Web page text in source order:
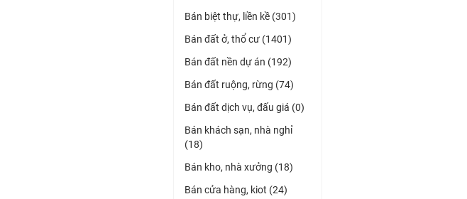
Bán biệt thự, liền kề (301)
Bán đất ở, thổ cư (1401)
Bán đất nền dự án (192)
Bán đất ruộng, rừng (74)
Bán đất dịch vụ, đấu giá (0)
Bán khách sạn, nhà nghỉ
(18)
Bán kho, nhà xưởng (18)
Bán cửa hàng, kiot (24)